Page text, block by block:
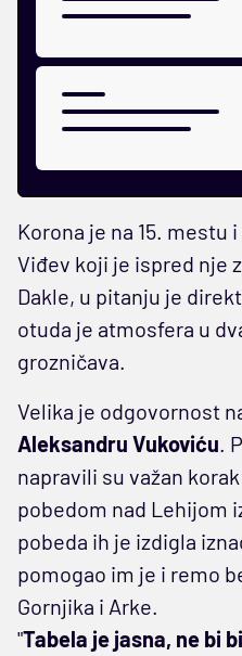
Korona je na 15. mestu
Viđev koji je ispred nje
Dakle, u pitanju je
otuda je atmosfera u
grozničava.
Velika je odgovornost
Aleksandru Vukoviću.
napravili su važan
pobedom nad Lehijom
pobeda ih je izdigla
pomogao im je i remo
Gornjika i Arke.
"Tabela je jasna, ne bi